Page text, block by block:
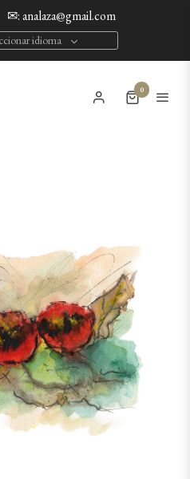
✉: analaza@gmail.com
idioma
0